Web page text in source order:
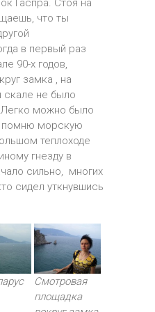
Гаспра. Стоя на
что ты
в первый раз
90-х годов,
замка , на
скале не было
можно было
помню морскую
теплоходе
гнезду в
сильно, многих
сидел уткнувшись
Смотровая
площадка